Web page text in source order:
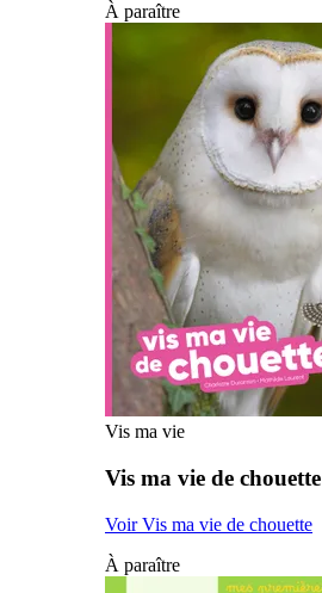
À paraître
Vis ma vie
Vis ma vie de chouette
Voir Vis ma vie de chouette
À paraître